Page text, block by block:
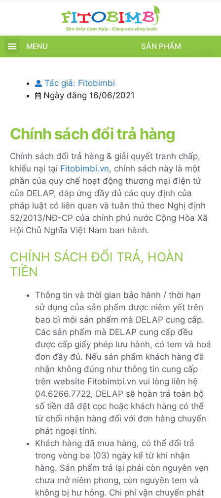
MENU SẢN PHẨM
Tác giả: Fitobimbi
Ngày đăng 16/06/2021
Chính sách đổi trả hàng
Chính sách đổi trả hàng & giải quyết tranh chấp,
khiếu nại tại Fitobimbi.vn, chính sách này là một
phần của quy chế hoạt động thương mại điện tử
của DELAP, đáp ứng đầy đủ các quy định của
pháp luật có liên quan và tuân thủ theo Nghị định
52/2013/NĐ-CP của chính phủ nước Cộng Hòa Xã
Hội Chủ Nghĩa Việt Nam ban hành.
CHÍNH SÁCH ĐỔI TRẢ, HOÀN
TIỀN
Thông tin và thời gian bảo hành / thời hạn
sử dụng của sản phẩm được niêm yết trên
bao bì mỗi sản phẩm mà DELAP cung cấp.
Các sản phẩm mà DELAP cung cấp đều
được cấp giấy phép lưu hành, có tem và hoá
đơn đầy đủ. Nếu sản phẩm khách hàng đã
nhận không đúng như thông tin cung cấp
trên website Fitobimbi.vn vui lòng liên hệ
04.6266.7722, DELAP sẽ hoàn trả toàn bộ
số tiền đã đặt cọc hoặc khách hàng có thể
từ chối nhận hàng đối với đơn hàng chuyển
phát ngoại tỉnh.
Khách hàng đã mua hàng, có thể đổi trả
trong vòng ba (03) ngày kể từ khi nhận
hàng. Sản phẩm trả lại phải còn nguyên vẹn
chưa mở niêm phong, còn nguyên tem và
không bị hư hỏng. Chi phí vận chuyển phát